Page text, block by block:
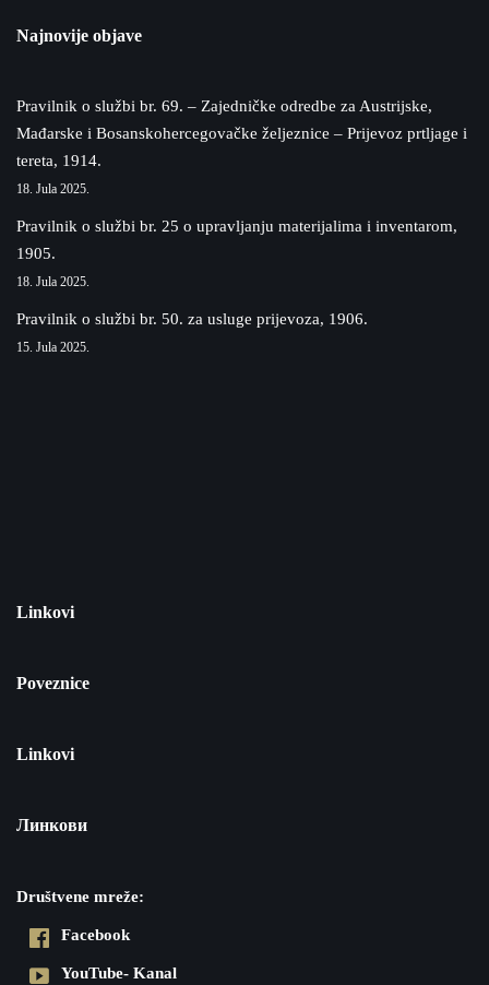
Najnovije objave
Pravilnik o službi br. 69. – Zajedničke odredbe za Austrijske,
Mađarske i Bosanskohercegovačke željeznice – Prijevoz prtljage i
tereta, 1914.
18. Jula 2025.
Pravilnik o službi br. 25 o upravljanju materijalima i inventarom,
1905.
18. Jula 2025.
Pravilnik o službi br. 50. za usluge prijevoza, 1906.
15. Jula 2025.
Linkovi
Poveznice
Linkovi
Линкови
Društvene mreže:
Facebook
YouTube- Kanal